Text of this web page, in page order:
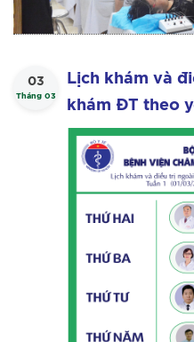
03
Tháng 03
Lịch khám và
khám ĐT theo